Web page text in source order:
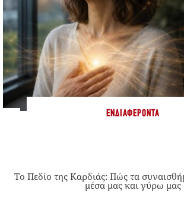
ΕΝΔΙΑΦΈΡΟΝΤΑ
Το Πεδίο της Καρδιάς: Πώς τα
μέσα μας και γύρω μας